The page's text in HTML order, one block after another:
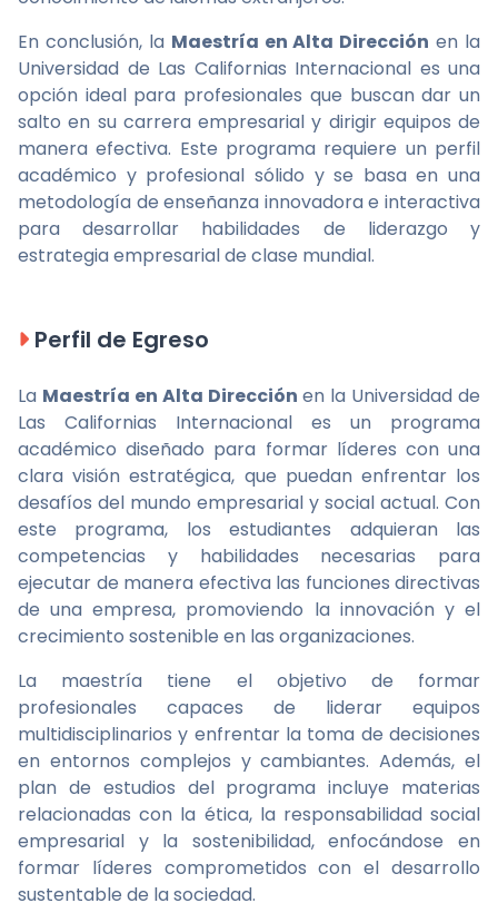
En conclusión, la Maestría en Alta Dirección en la
Universidad de Las Californias Internacional es una
opción ideal para profesionales que buscan dar un
salto en su carrera empresarial y dirigir equipos de
manera efectiva. Este programa requiere un perfil
académico y profesional sólido y se basa en una
metodología de enseñanza innovadora e interactiva
para desarrollar habilidades de liderazgo y
estrategia empresarial de clase mundial.
Perfil de Egreso
La Maestría en Alta Dirección en la Universidad de
Las Californias Internacional es un programa
académico diseñado para formar líderes con una
clara visión estratégica, que puedan enfrentar los
desafíos del mundo empresarial y social actual. Con
este programa, los estudiantes adquieran las
competencias y habilidades necesarias para
ejecutar de manera efectiva las funciones directivas
de una empresa, promoviendo la innovación y el
crecimiento sostenible en las organizaciones.
La maestría tiene el objetivo de formar
profesionales capaces de liderar equipos
multidisciplinarios y enfrentar la toma de decisiones
en entornos complejos y cambiantes. Además, el
plan de estudios del programa incluye materias
relacionadas con la ética, la responsabilidad social
empresarial y la sostenibilidad, enfocándose en
formar líderes comprometidos con el desarrollo
sustentable de la sociedad.